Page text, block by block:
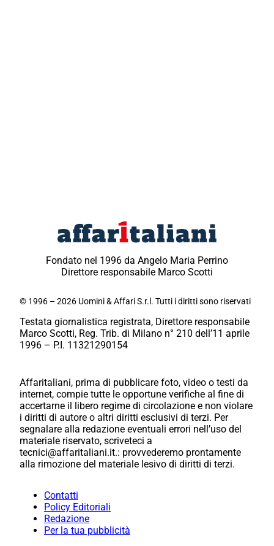
Fondato nel 1996 da Angelo Maria Perrino
Direttore responsabile Marco Scotti
© 1996 – 2026 Uomini & Affari S.r.l. Tutti i diritti sono riservati
Testata giornalistica registrata, Direttore responsabile
Marco Scotti, Reg. Trib. di Milano n° 210 dell’11 aprile
1996 – P.I. 11321290154
Affaritaliani, prima di pubblicare foto, video o testi da
internet, compie tutte le opportune verifiche al fine di
accertarne il libero regime di circolazione e non violare
i diritti di autore o altri diritti esclusivi di terzi. Per
segnalare alla redazione eventuali errori nell’uso del
materiale riservato, scriveteci a
tecnici@affaritaliani.it.: provvederemo prontamente
alla rimozione del materiale lesivo di diritti di terzi.
Contatti
Policy Editoriali
Redazione
Per la tua pubblicità